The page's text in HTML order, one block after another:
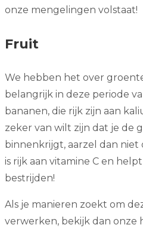
onze mengelingen volstaat!
Fruit
We hebben het over
belangrijk in deze periode
bananen, die rijk zijn aan
zeker van wilt zijn dat je de
binnenkrijgt, aarzel dan niet
is rijk aan vitamine C en
bestrijden!
Als je manieren zoekt om
verwerken, bekijk dan onze